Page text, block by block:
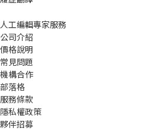
人工編輯專家服務
公司介紹
價格說明
常見問題
機構合作
部落格
服務條款
隱私權政策
夥伴招募